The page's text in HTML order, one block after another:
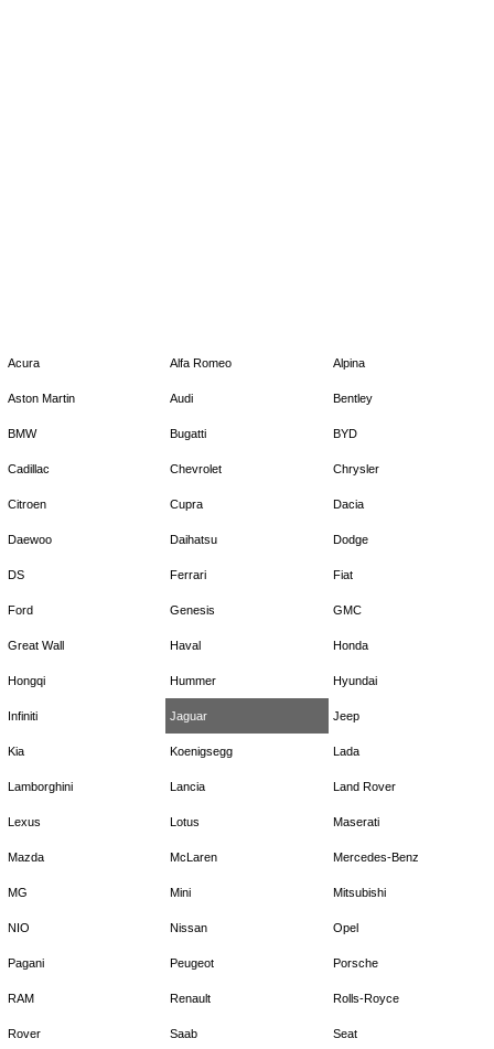
Acura Alfa Romeo Alpina
Aston Martin Audi Bentley
BMW Bugatti BYD
Cadillac Chevrolet Chrysler
Citroen Cupra Dacia
Daewoo Daihatsu Dodge
DS Ferrari Fiat
Ford Genesis GMC
Great Wall Haval Honda
Hongqi Hummer Hyundai
Infiniti Jaguar Jeep
Kia Koenigsegg Lada
Lamborghini Lancia Land Rover
Lexus Lotus Maserati
Mazda McLaren Mercedes-Benz
MG Mini Mitsubishi
NIO Nissan Opel
Pagani Peugeot Porsche
RAM Renault Rolls-Royce
Rover Saab Seat